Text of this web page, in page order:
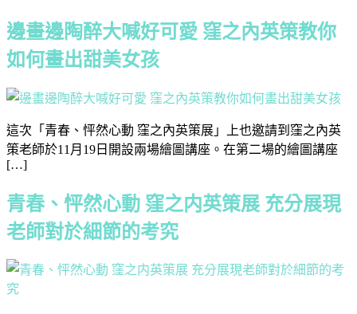
邊畫邊陶醉大喊好可愛 窪之內英策教你
如何畫出甜美女孩
這次「青春、怦然心動 窪之內英策展」上也邀請到窪之內英
策老師於11月19日開設兩場繪圖講座。在第二場的繪圖講座
[…]
青春、怦然心動 窪之内英策展 充分展現
老師對於細節的考究